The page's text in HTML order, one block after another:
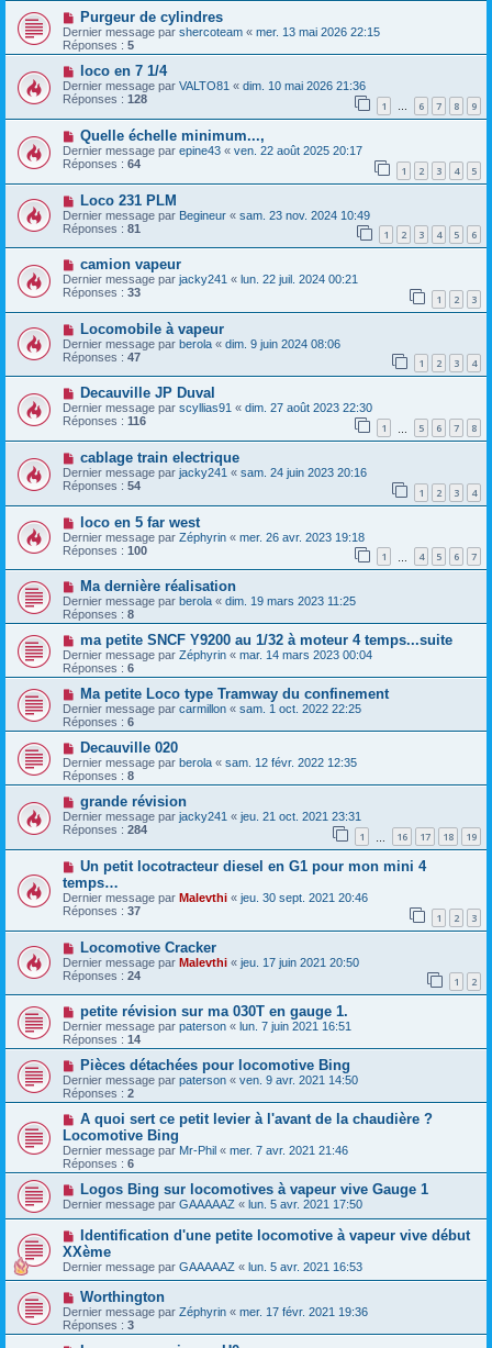
Purgeur de cylindres
Dernier message par shercoteam « mer. 13 mai 2026 22:15
Réponses : 5
loco en 7 1/4
Dernier message par VALTO81 « dim. 10 mai 2026 21:36
Réponses : 128 1 … 6 7 8 9
Quelle échelle minimum...,
Dernier message par epine43 « ven. 22 août 2025 20:17
Réponses : 64 1 2 3 4 5
Loco 231 PLM
Dernier message par Begineur « sam. 23 nov. 2024 10:49
Réponses : 81 1 2 3 4 5 6
camion vapeur
Dernier message par jacky241 « lun. 22 juil. 2024 00:21
Réponses : 33 1 2 3
Locomobile à vapeur
Dernier message par berola « dim. 9 juin 2024 08:06
Réponses : 47 1 2 3 4
Decauville JP Duval
Dernier message par scyllias91 « dim. 27 août 2023 22:30
Réponses : 116 1 5 6 7 8
cablage train electrique
Dernier message par jacky241 « sam. 24 juin 2023 20:16
Réponses : 54 1 2 3 4
loco en 5 far west
Dernier message par Zéphyrin « mer. 26 avr. 2023 19:18
Réponses : 100 1 4 5 6 7
Ma dernière réalisation
Dernier message par berola « dim. 19 mars 2023 11:25
Réponses : 8
ma petite SNCF Y9200 au 1/32 à moteur 4 temps...suite
Dernier message par Zéphyrin « mar. 14 mars 2023 00:04
Réponses : 6
Ma petite Loco type Tramway du confinement
Dernier message par carmillon « sam. 1 oct. 2022 22:25
Réponses : 6
Decauville 020
Dernier message par berola « sam. 12 févr. 2022 12:35
Réponses : 8
grande révision
Dernier message par jacky241 « jeu. 21 oct. 2021 23:31
Réponses : 284 1 16 17 18 19
Un petit locotracteur diesel en G1 pour mon mini 4
temps…
Dernier message par Malevthi « jeu. 30 sept. 2021 20:46
Réponses : 37 1 2 3
Locomotive Cracker
Dernier message par Malevthi « jeu. 17 juin 2021 20:50
Réponses : 24 1 2
petite révision sur ma 030T en gauge 1.
Dernier message par paterson « lun. 7 juin 2021 16:51
Réponses : 14
Pièces détachées pour locomotive Bing
Dernier message par paterson « ven. 9 avr. 2021 14:50
Réponses : 2
A quoi sert ce petit levier à l'avant de la chaudière ?
Locomotive Bing
Dernier message par Mr-Phil « mer. 7 avr. 2021 21:46
Réponses : 6
Logos Bing sur locomotives à vapeur vive Gauge 1
Dernier message par GAAAAAZ « lun. 5 avr. 2021 17:50
Identification d'une petite locomotive à vapeur vive début
XXème
Dernier message par GAAAAAZ « lun. 5 avr. 2021 16:53
Worthington
Dernier message par Zéphyrin « mer. 17 févr. 2021 19:36
Réponses : 3